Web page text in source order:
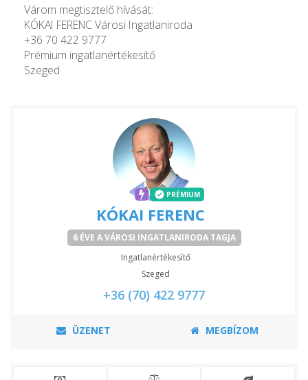
Várom megtisztelő hívását:
KÓKAI FERENC Városi Ingatlaniroda
+36 70 422 9777
Prémium ingatlanértékesítő
Szeged
PRÉMIUM
KÓKAI FERENC
6 ÉVE A VÁROSI INGATLANIRODA TAGJA
Ingatlanértékesítő
Szeged
+36 (70) 422 9777
ÜZENET MEGBÍZOM